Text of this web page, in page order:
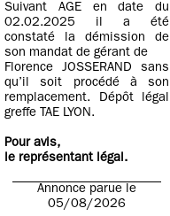
Suivant AGE en date du
02.02.2025 il a été
constaté la démission de
son mandat de gérant de
Florence JOSSERAND sans
qu’il soit procédé à son
remplacement. Dépôt légal
greffe TAE LYON.
Pour avis,
le représentant légal.
Annonce parue le
05/08/2026